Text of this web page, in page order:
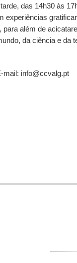
das 14h30 às
experiências
para além de
da ciência e da
mail: info@ccvalg.pt